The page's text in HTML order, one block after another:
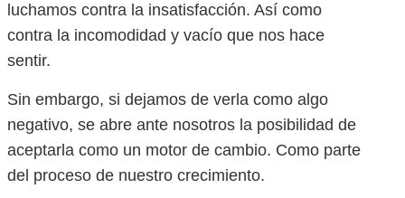
luchamos contra la insatisfacción. Así como
contra la incomodidad y vacío que nos hace
sentir.
Sin embargo, si dejamos de verla como algo
negativo, se abre ante nosotros la posibilidad de
aceptarla como un motor de cambio. Como parte
del proceso de nuestro crecimiento.